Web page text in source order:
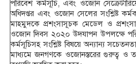
পরিবেশ কর্মসূচি, এবং ওজোন
অধিদপ্তর এবং ওজোন সেলের সংশ্লিষ্ট
মাহমুদকে প্রশংসাসূচক মেডেল ও
ওজোন দিবস ২০২০ উদযাপন উপলক্ষে
কর্মসূচিসহ সংশ্লিষ্ট বিষয়ে অন্যান্য
মাধ্যমে জনগণকে ওজোনস্তরের গুরুত্ব ও তা